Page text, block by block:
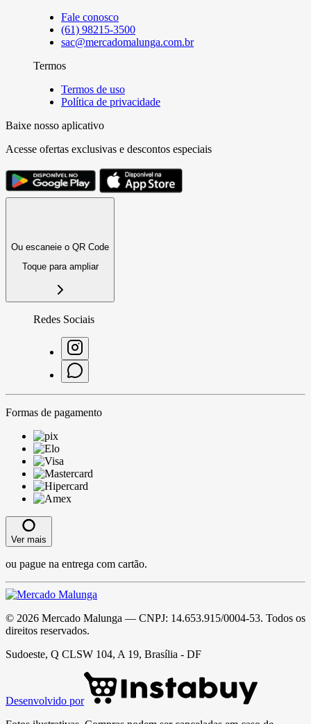
Fale conosco
(61) 98215-3500
sac@mercadomalunga.com.br
Termos
Termos de uso
Política de privacidade
Baixe nosso aplicativo
Acesse ofertas exclusivas e descontos especiais
Ou escaneie o QR Code
Toque para ampliar
Redes Sociais
Formas de pagamento
Ver mais
ou pague na entrega com cartão.
© 2026 Mercado Malunga — CNPJ: 14.653.915/0004-53. Todos os
direitos reservados.
Sudoeste, Q CLSW 104, A 19, Brasília - DF
Desenvolvido por